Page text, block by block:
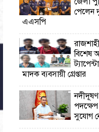
পেলেন
এএসপি
বিশেষ
মাদক ব্যবসায়ী গ্রেপ্তার
সুযোগ